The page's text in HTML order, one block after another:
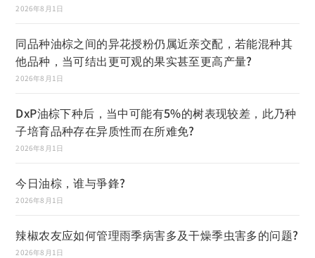
2026年8月1日
同品种油棕之间的异花授粉仍属近亲交配，若能混种其
他品种，当可结出更可观的果实甚至更高产量?
2026年8月1日
DxP油棕下种后，当中可能有5%的树表现较差，此乃种
子培育品种存在异质性而在所难免?
2026年8月1日
今日油棕，谁与爭鋒?
2026年8月1日
辣椒农友应如何管理雨季病害多及干燥季虫害多的问题?
2026年8月1日